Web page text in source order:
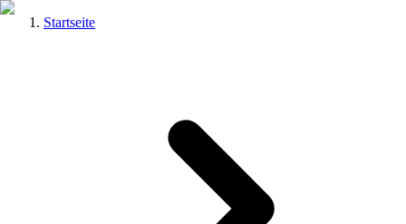
Startseite